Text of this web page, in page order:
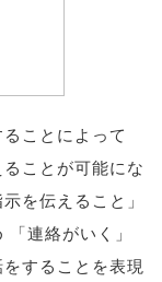
ことによって
ことが可能にな
を伝えること」
連絡がいく」
することを表現